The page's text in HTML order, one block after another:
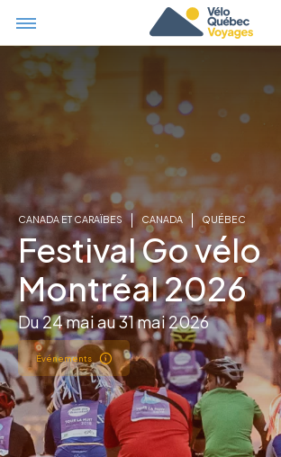
CANADA ET CARAÏBES CANADA QUÉBEC
Festival Go vélo
Montréal 2026
Du 24 mai au 31 mai 2026
Événements